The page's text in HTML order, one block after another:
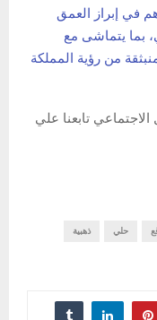
في إبراز العمق
بما يتماشى مع
من رؤية المملكة
الاجتماعي تابعنا علي
حلي ذهبية